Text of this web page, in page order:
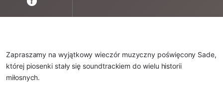
Zapraszamy na wyjątkowy wieczór muzyczny poświęcony Sade,
której piosenki stały się soundtrackiem do wielu historii
miłosnych.